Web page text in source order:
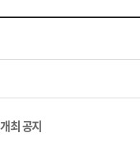
최 공지